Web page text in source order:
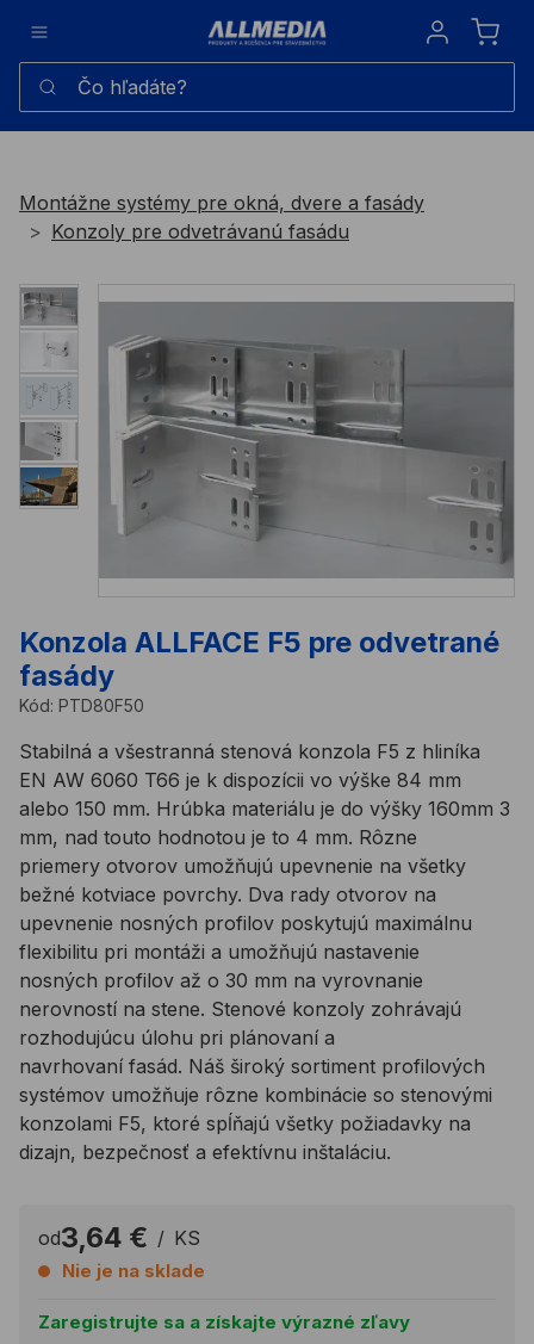
Sign in
Čo hľadáte?
Montážne systémy pre okná, dvere a fasády
Konzoly pre odvetrávanú fasádu
Konzola ALLFACE F5 pre odvetrané
fasády
Kód: PTD80F50
Stabilná a všestranná stenová konzola F5 z hliníka
EN AW 6060 T66 je k dispozícii vo výške 84 mm
alebo 150 mm. Hrúbka materiálu je do výšky 160mm 3
mm, nad touto hodnotou je to 4 mm. Rôzne
priemery otvorov umožňujú upevnenie na všetky
bežné kotviace povrchy. Dva rady otvorov na
upevnenie nosných profilov poskytujú maximálnu
flexibilitu pri montáži a umožňujú nastavenie
nosných profilov až o 30 mm na vyrovnanie
nerovností na stene. Stenové konzoly zohrávajú
rozhodujúcu úlohu pri plánovaní a
navrhovaní fasád. Náš široký sortiment profilových
systémov umožňuje rôzne kombinácie so stenovými
konzolami F5, ktoré spĺňajú všetky požiadavky na
dizajn, bezpečnosť a efektívnu inštaláciu.
od3,64 € / KS
Nie je na sklade
Zaregistrujte sa a získajte výrazné zľavy